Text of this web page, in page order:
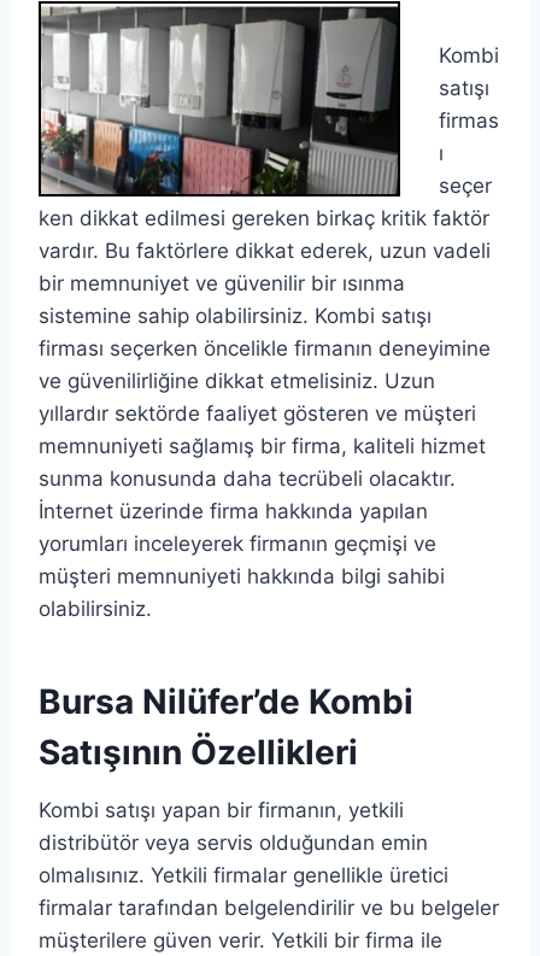
Kombi
satışı
firmas
ı
seçer
ken dikkat edilmesi gereken birkaç kritik faktör
vardır. Bu faktörlere dikkat ederek, uzun vadeli
bir memnuniyet ve güvenilir bir ısınma
sistemine sahip olabilirsiniz. Kombi satışı
firması seçerken öncelikle firmanın deneyimine
ve güvenilirliğine dikkat etmelisiniz. Uzun
yıllardır sektörde faaliyet gösteren ve müşteri
memnuniyeti sağlamış bir firma, kaliteli hizmet
sunma konusunda daha tecrübeli olacaktır.
İnternet üzerinde firma hakkında yapılan
yorumları inceleyerek firmanın geçmişi ve
müşteri memnuniyeti hakkında bilgi sahibi
olabilirsiniz.
Bursa Nilüfer’de Kombi
Satışının Özellikleri
Kombi satışı yapan bir firmanın, yetkili
distribütör veya servis olduğundan emin
olmalısınız. Yetkili firmalar genellikle üretici
firmalar tarafından belgelendirilir ve bu belgeler
müşterilere güven verir. Yetkili bir firma ile